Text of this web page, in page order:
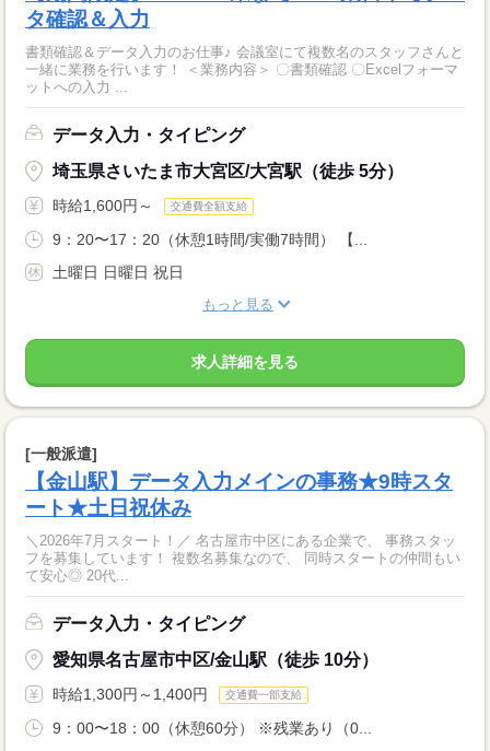
タ確認＆入力
書類確認＆データ入力のお仕事♪ 会議室にて複数名のスタッフさんと
一緒に業務を行います！ ＜業務内容＞ 〇書類確認 〇Excelフォーマ
データ入力・タイピング
埼玉県さいたま市大宮区/大宮駅（徒歩 5分）
時給1,600円～ 交通費全額支給
9：20〜17：20（休憩1時間/実働7時間） 【...
土曜日 日曜日 祝日
もっと見る
求人詳細を見る
[一般派遣]
【金山駅】データ入力メインの事務★9時スタ
ート★土日祝休み
＼2026年7月スタート！／ 名古屋市中区にある企業で、 事務スタッ
フを募集しています！ 複数名募集なので、 同時スタートの仲間もい
て安心◎ 20代...
データ入力・タイピング
愛知県名古屋市中区/金山駅（徒歩 10分）
時給1,300円～1,400円 交通費一部支給
9：00〜18：00（休憩60分） ※残業あり（0...